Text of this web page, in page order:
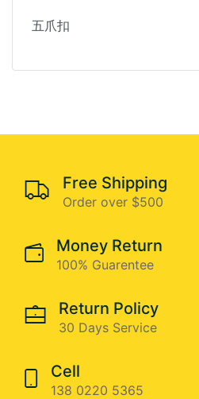
五爪扣
Free Shipping
Order over $500
Money Return
100% Guarentee
Return Policy
30 Days Service
Cell
138 0220 5365